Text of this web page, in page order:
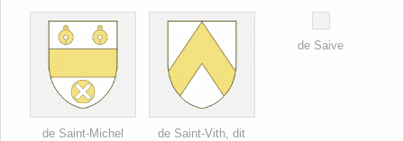
de Saint-Michel
de Saint-Vith, dit
de Saive